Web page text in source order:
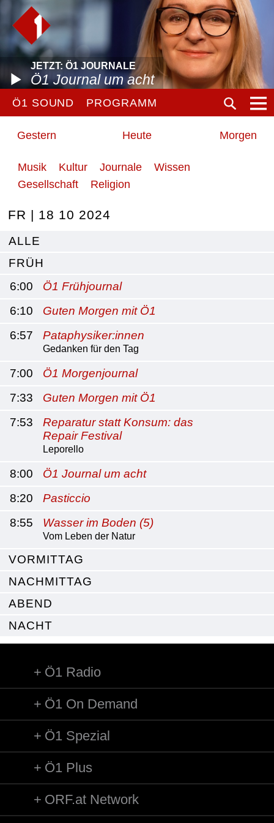
JETZT: Ö1 JOURNALE
Ö1 Journal um acht
Ö1 SOUND PROGRAMM
Gestern Heute Morgen
Musik Kultur Journale
Wissen
Gesellschaft
Religion
FR | 18 10 2024
ALLE
FRÜH
6:00
Ö1 Frühjournal
6:10
Guten Morgen mit Ö1
6:57
Pataphysiker:innen
Gedanken für den Tag
7:00
Ö1 Morgenjournal
7:33
Guten Morgen mit Ö1
7:53
Reparatur statt Konsum: das
Repair Festival
Leporello
8:00
Ö1 Journal um acht
8:20
Pasticcio
8:55
Wasser im Boden (5)
Vom Leben der Natur
VORMITTAG
NACHMITTAG
ABEND
NACHT
Ö1 Radio
Ö1 On Demand
Ö1 Spezial
Ö1 Plus
ORF.at Network